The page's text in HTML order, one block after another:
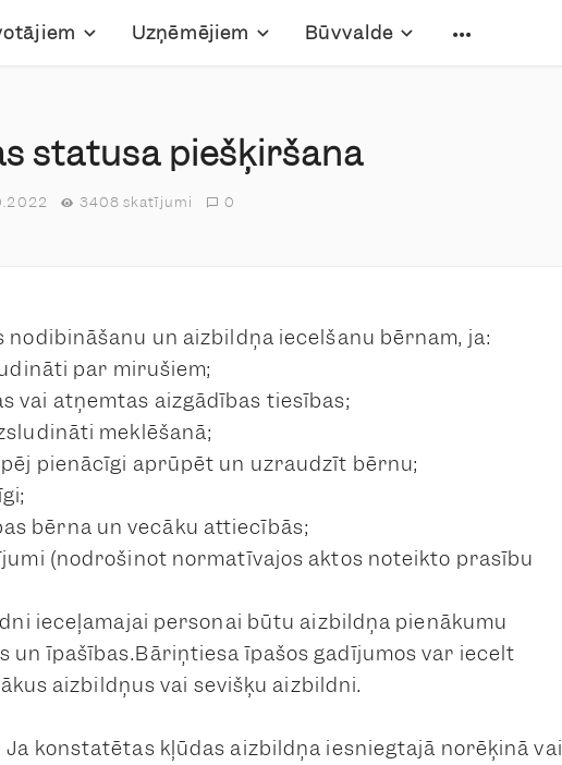
Uzņēmējiem Būvvalde
statusa piešķiršana
3408 skatījumi 0
un aizbildņa iecelšanu bērnam, ja:
par mirušiem;
vai atņemtas aizgādības tiesības;
meklēšanā;
pienācīgi aprūpēt un uzraudzīt bērnu;
bērna un vecāku attiecībās;
(nodrošinot normatīvajos aktos noteikto prasību
ieceļamajai personai būtu aizbildņa pienākumu
un īpašības.Bāriņtiesa īpašos gadījumos var iecelt
aizbildņus vai sevišķu aizbildni.
konstatētas kļūdas aizbildņa iesniegtajā norēķinā vai